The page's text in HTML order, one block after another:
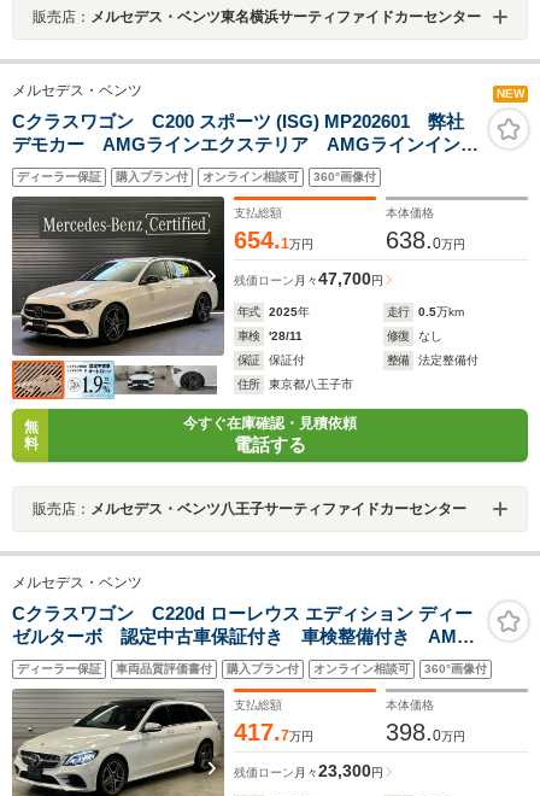
販売店： メルセデス・ベンツ東名横浜サーティファイドカーセンター
メルセデス・ベンツ NEW
Cクラスワゴン C200 スポーツ (ISG) MP202601 弊社
デモカー AMGラインエクステリア AMGラインインテ
リア ナイトパッケージ レーダーセーフティパッケー
ジ 認定中古車2年付
ディーラー保証 購入プラン付 オンライン相談可 360°画像付
支払総額
654.1万円
本体価格
638.0万円
残価ローン 月々47,700円
年式 2025年 走行 0.5万km
車検
'28/11 修復
なし
保証
保証付 整備
法定整備付
住所
東京都八王子市
無
料
今すぐ在庫確認・見積依頼
電話する
販売店： メルセデス・ベンツ八王子サーティファイドカーセンター
メルセデス・ベンツ
Cクラスワゴン C220d ローレウス エディション ディー
ゼルターボ 認定中古車保証付き 車検整備付き AMG
ライン パノラマサンルーフ 360°カメラシステム
ETC車載器 ヘッドアップディスプレイ 本革シート
シートヒーター シートベンチレーター メモリー付き
パワーシート
ディーラー保証 車両品質評価書付 購入プラン付 オンライン相談可 360°画像付
支払総額
417.7万円
本体価格
398.0万円
残価ローン 月々23,300円